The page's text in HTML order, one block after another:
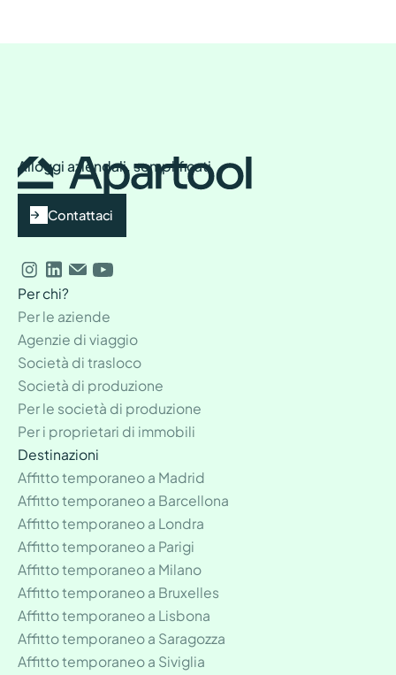
Alloggi aziendali, semplificati
Contattaci
Per chi?
Per le aziende
Agenzie di viaggio
Società di trasloco
Società di produzione
Per le società di produzione
Per i proprietari di immobili
Destinazioni
Affitto temporaneo a Madrid
Affitto temporaneo a Barcellona
Affitto temporaneo a Londra
Affitto temporaneo a Parigi
Affitto temporaneo a Milano
Affitto temporaneo a Bruxelles
Affitto temporaneo a Lisbona
Affitto temporaneo a Saragozza
Affitto temporaneo a Siviglia